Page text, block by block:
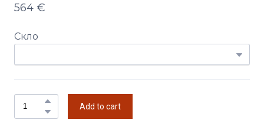
564 €
Скло
Add to cart